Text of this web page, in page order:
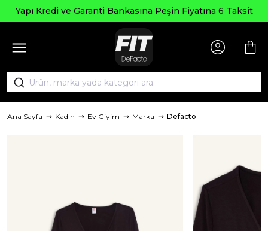
Yapı Kredi ve Garanti Bankasına Peşin Fiyatına 6 Taksit
Ana Sayfa Kadın Ev Giyim Marka Defacto